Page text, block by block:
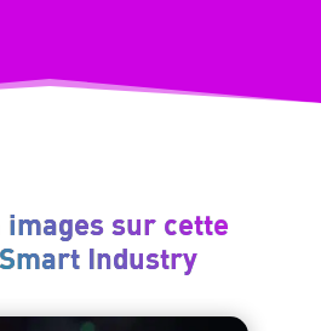
images sur cette
Industry